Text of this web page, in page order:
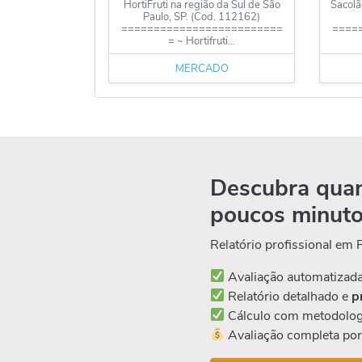
HortiFruti na região da Sul de São
Paulo, SP. (Cod. 112162)
=========================
= ~ Hortifruti...
MERCADO
Descubra
poucos
Relatório profissional em
Avaliação
Relatório detalhado e
Cálculo com
Avaliação completa